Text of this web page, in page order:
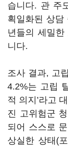
습니다. 관 주
획일화된 상담
년들의 세밀
니다.
조사 결과, 고
4.2%는 고립
적 의지’라고
진 고위험군
되어 스스로
상실한 상태(